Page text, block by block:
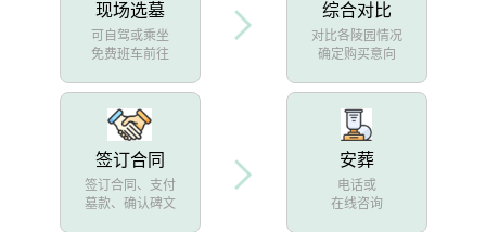
现场选墓
可自驾或乘坐
免费班车前往
综合对比
对比各陵园情况
确定购买意向
签订合同
签订合同、支付
墓款、确认碑文
安葬
电话或
在线咨询